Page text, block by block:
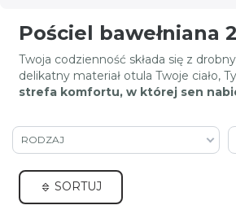
Pościel bawełniana
Twoja codzienność składa się z
delikatny materiał otula Twoje ciało,
strefa komfortu, w której sen
RODZAJ
SORTUJ